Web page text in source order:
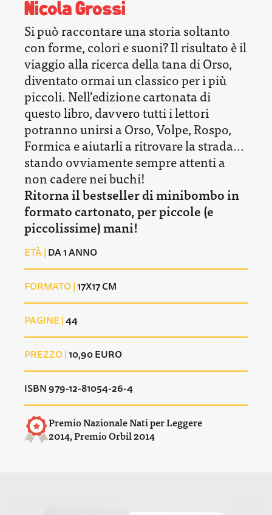
ETÀ |DA 1 ANNO
FORMATO |17X17 CM
PAGINE |44
PREZZO |10,90 EURO
ISBN 979-12-81054-26-4
Premio Nazionale Nati per Leggere
2014, Premio Orbil 2014
Nicola Grossi
Si può raccontare una storia soltanto
con forme, colori e suoni? Il risultato è il
viaggio alla ricerca della tana di Orso,
diventato ormai un classico per i più
piccoli. Nell’edizione cartonata di
questo libro, davvero tutti i lettori
potranno unirsi a Orso, Volpe, Rospo,
Formica e aiutarli a ritrovare la strada...
stando ovviamente sempre attenti a
non cadere nei buchi!
Ritorna il bestseller di minibombo in
formato cartonato, per piccole (e
piccolissime) mani!